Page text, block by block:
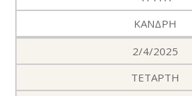
ΚΑΝΔΡΗ
2/4/2025
ΤΕΤΑΡΤΗ